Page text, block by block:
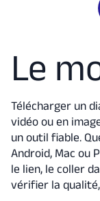
Le
Télécharger un
vidéo ou en
un outil fiable.
Android, Mac ou
le lien, le coller
vérifier la